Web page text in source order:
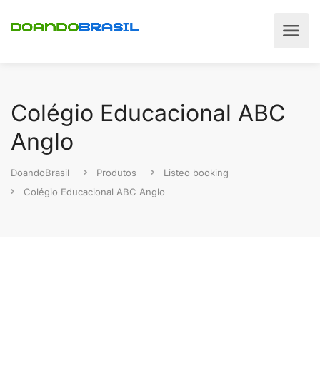
Colégio Educacional ABC
Anglo
DoandoBrasil Produtos
Listeo booking
Colégio Educacional ABC Anglo